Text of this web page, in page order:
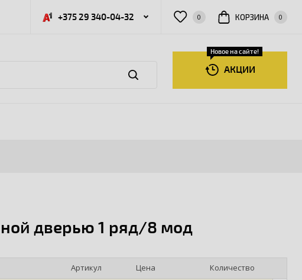
+375 29 340-04-32 0 КОРЗИНА 0
АКЦИИ
Новое на сайте!
дверью 1 ряд/8 мод
Артикул Цена Количество